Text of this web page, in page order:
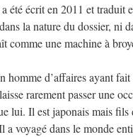
été écrit en 2011 et traduit
la nature du dossier, ni
comme une machine à
homme d’affaires ayant
rarement passer une
lui. Il est japonais mais fils
a voyagé dans le monde